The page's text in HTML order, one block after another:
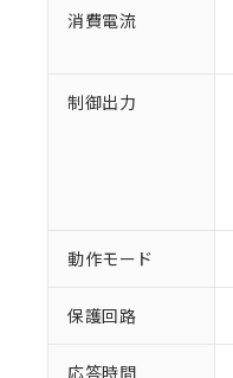
消費電流
制御出力
動作モード
保護回路
応答時間